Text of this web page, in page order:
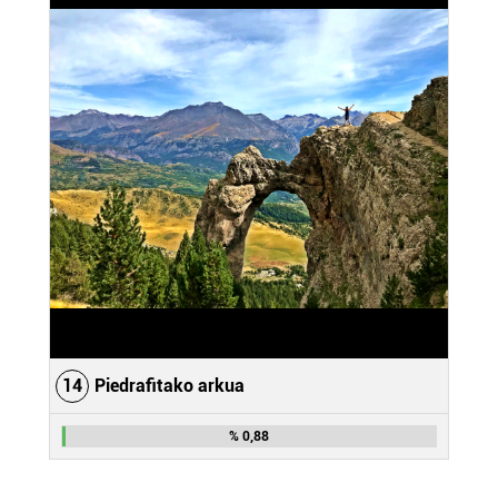
teknologia erabiliz, cookieak adibidez, iragarki eta eduki
pertsonalizatuak eskaintzeko, iragarkiak eta edukia
neurtzeko, jendeari buruzko informazioa biltzeko eta
produktuak garatzeko. Zure datuak nork eta zertarako
erabiltzen dituen hauta dezakezu.
Bazkide batzuek ez dizute baimenik eskatzen, eta beren
interes komertzial legitimoetan babesten dira. Ikusi gure
bazkideen zerrenda, beren ustez zein helburutarako
duten interes legitimoa eta horren aurka nola egin
dezakezun ikusteko.
buruzko informazio gehiago eta ezarri zure lehentasunak
datuen atalean. Edozein unetan alda edo ken dezakezu
zure baimena Cookieen adierazpenean.
14 Piedrafitako arkua
% 0,88